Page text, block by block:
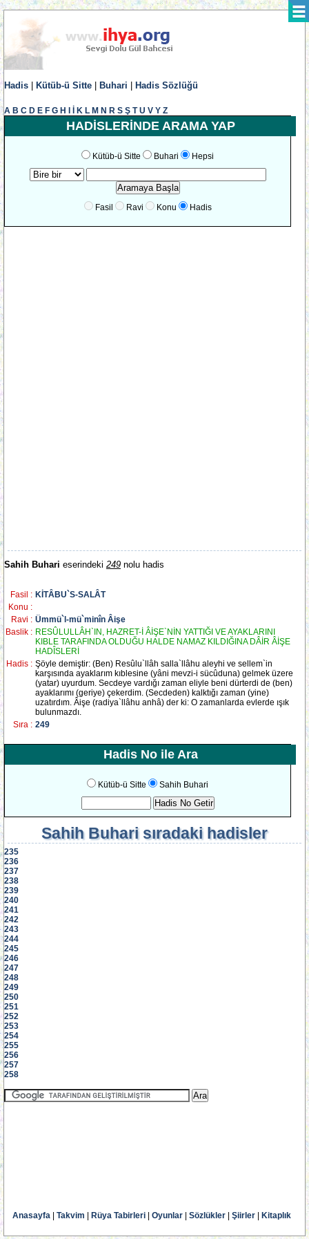
Hadis Kütüb-ü Sitte Buhari Hadis Sözlüğü
A B C D E F G H K L M N R S Ş T U V Y Z
HADİSLERİNDE ARAMA YAP
Kütüb-ü Sitte Buhari Hepsi
Fasil Ravi Konu Hadis
Sahih Buhari eserindeki 249 nolu hadis
Fasil : KİTÂBU`S-SALÂT
Konu :
Ravi : Ümmü`l-mü`minîn Âişe
Baslik : RESÛLULLÂH`IN, HAZRET-İ ÂİŞE`NİN YATTIĞI VE AYAKLARINI
KIBLE TARAFINDA OLDUĞU HALDE NAMAZ KILDIĞINA DÂİR ÂİŞE
HADÎSLERİ
Hadis : Şöyle demiştir: (Ben) Resûlu`llâh salla`llâhu aleyhi ve sellem`in
karşısında ayaklarım kıblesine (yâni mevzi-i sücûduna) gelmek üzere
(yatar) uyurdum. Secdeye vardığı zaman eliyle beni dürterdi de (ben)
ayaklarımı (geriye) çekerdim. (Secdeden) kalktığı zaman (yine)
uzatırdım. Âişe (radiya`llâhu anhâ) der ki: O zamanlarda evlerde ışık
bulunmazdı.
Sıra : 249
Hadis No ile Ara
Kütüb-ü Sitte Sahih Buhari
Sahih Buharisıradaki hadisler
235
236
237
238
239
240
241
242
243
244
245
246
247
248
249
250
251
252
253
254
255
256
257
258
Anasayfa Takvim Rüya Tabirleri Oyunlar Sözlükler Şiirler Kitaplık